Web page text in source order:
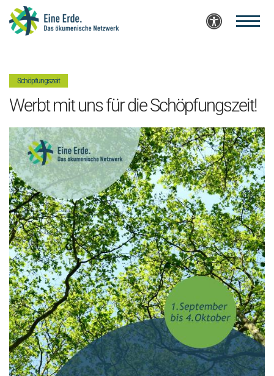
Zum Inhalt springen
Schöpfungszeit:
Werbt mit uns für die Schöpfungszeit!